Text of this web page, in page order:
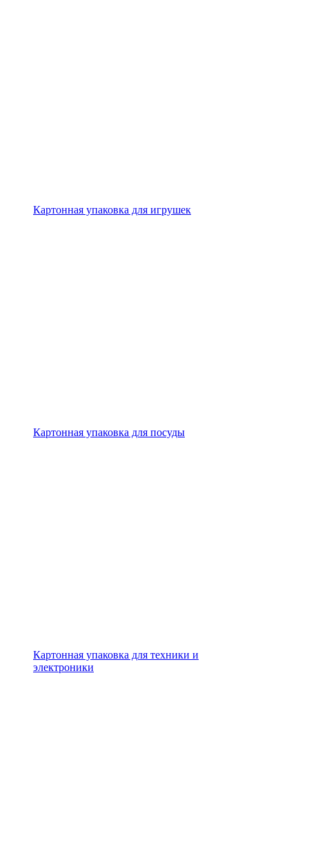
Картонная упаковка для игрушек
Картонная упаковка для посуды
Картонная упаковка для техники и
электроники